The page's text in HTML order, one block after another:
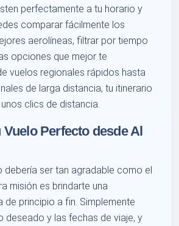
perfectamente a tu horario y
comparar fácilmente los
aerolíneas, filtrar por tiempo
opciones que mejor te
vuelos regionales rápidos hasta
de larga distancia, tu itinerario
clics de distancia.
Perfecto desde Al
debería ser tan agradable como el
misión es brindarte una
de principio a fin. Simplemente
deseado y las fechas de viaje, y